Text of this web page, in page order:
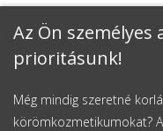
Az Ön személyes
prioritásunk!
Még mindig szeretné
körömkozmetikumokat?